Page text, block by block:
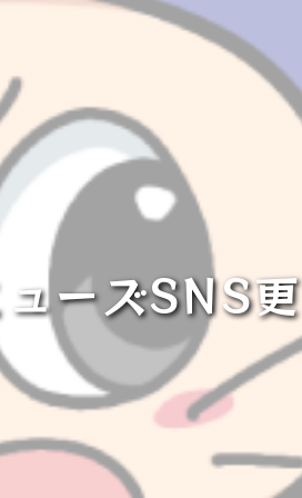
ーズSNS